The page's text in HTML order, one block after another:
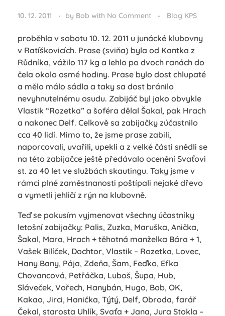
10. 12. 2011 by Bob with No Comment Blog KPS
proběhla v sobotu 10. 12. 2011 u junácké klubovny
v Ratíškovicích. Prase (sviňa) byla od Kantka z
Růdníka, vážilo 117 kg a lehlo po dvoch ranách do
čela okolo osmé hodiny. Prase bylo dost chlupaté
a mělo málo sádla a taky sa dost bránilo
nevyhnutelnému osudu. Zabijáč byl jako obvykle
Vlastik “Rozetka” a šoféra dělal Šakal, pak Hrach
a nakonec Delf. Celkově sa zabijačky zúčastnilo
cca 40 lidí. Mimo to, že jsme prase zabili,
naporcovali, uvařili, upekli a z velké části snědli se
na této zabijačce ještě předávalo ocenění Svaťovi
st. za 40 let ve službách skautingu. Taky jsme v
rámci plné zaměstnanosti poštípali nejaké dřevo
a vymetli jehličí z rýn na klubovně.
Teď se pokusím vyjmenovat všechny účastníky
letošní zabijačky: Palis, Zuzka, Maruška, Anička,
Šakal, Mara, Hrach + těhotná manželka Bára + 1,
Vašek Bilíček, Dochtor, Vlastik – Rozetka, Lovec,
Hany Bany, Pája, Zdeňa, Šam, Feďko, Efka
Chovancová, Petřáčka, Luboš, Šupa, Hub,
Sláveček, Vořech, Hanybán, Hugo, Bob, OK,
Kakao, Jirci, Hanička, Týtý, Delf, Obroda, farář
Čekal, starosta Uhlík, Svaťa + Jana, Jura Stokla –